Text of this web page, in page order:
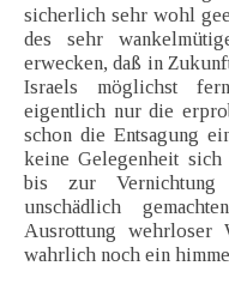
sicherlich sehr wohl
des sehr
erwecken, daß in
Israels möglichst
eigentlich nur die
schon die Entsagung
keine Gelegenheit sich
bis zur Vernichtung
unschädlich
Ausrottung
wahrlich noch ein